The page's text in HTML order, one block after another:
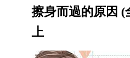
擦身而過的原因 (
上